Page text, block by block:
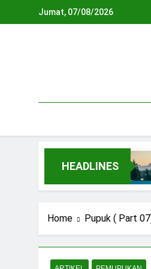
Jumat, 07/08/2026
HEADLINES
Home Pupuk ( Part